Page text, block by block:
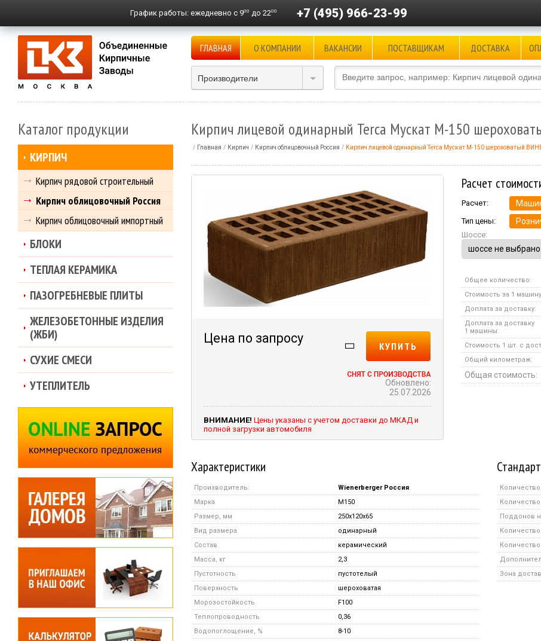
График работы: ежедневно с 900 до 2200 +7 (495) 966-23-99
ГЛАВНАЯ О КОМПАНИИ ВАКАНСИИ ПОСТАВЩИКАМ ДОСТАВКА
Производители
Кирпич лицевой одинарный Terca Мускат М-150
Главная Кирпич Кирпич облицовочный Россия Кирпич лицевой одинарный Terca Мускат М-150 шероховатый
Цена по запросу
КУПИТЬ
Обновлено:
25.07.2026
ВНИМАНИЕ! Цены указаны с учетом доставки до МКАД и
полной загрузки автомобиля
Расчет
Расчет:
Тип цены:
Шоссе:
Общее количество:
Стоимость за 1
Доплата за доставку:
Доплата за доставку
1 машины:
Стоимость 1 шт. с
Общий километраж:
Общая стоимость:
Характеристики
Производитель:
Wienerberger Россия
Марка
M150
Размер, мм
250x120x65
Вид размера
одинарный
Состав
керамический
Масса, кг
2,3
Пустотность
пустотелый
Поверхность
шероховатая
Морозостойкость
F100
Теплопроводность
0,36
Водопоглощение, %
8-10
Поддонов
Зона
Каталог продукции
КИРПИЧ
Кирпич рядовой строительный
Кирпич облицовочный Россия
Кирпич облицовочный импортный
БЛОКИ
ТЕПЛАЯ КЕРАМИКА
ПАЗОГРЕБНЕВЫЕ ПЛИТЫ
ЖЕЛЕЗОБЕТОННЫЕ ИЗДЕЛИЯ
(ЖБИ)
СУХИЕ СМЕСИ
УТЕПЛИТЕЛЬ